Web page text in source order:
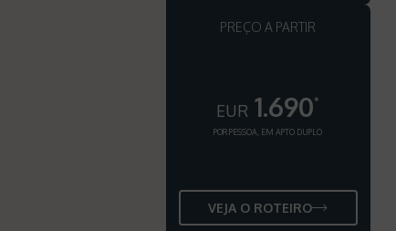
PREÇO A PARTIR
EUR 1.690*
POR PESSOA, EM APTO DUPLO
VEJA O ROTEIRO